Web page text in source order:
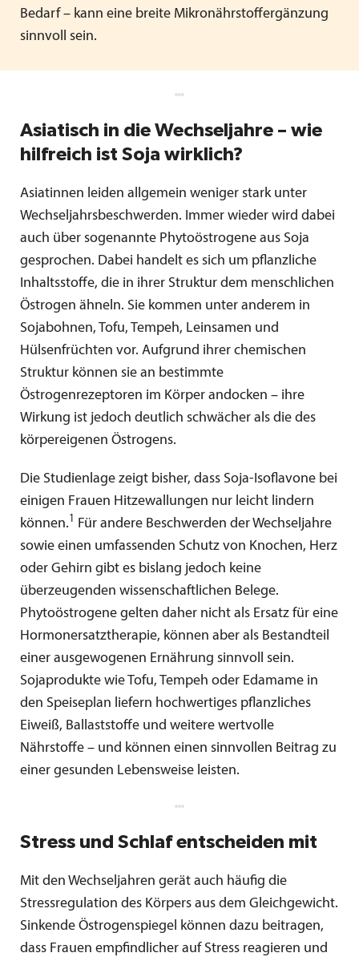
Bedarf – kann eine breite Mikronährstoffergänzung
sinnvoll sein.
Asiatisch in die Wechseljahre – wie
hilfreich ist Soja wirklich?
Asiatinnen leiden allgemein weniger stark unter
Wechseljahrsbeschwerden. Immer wieder wird dabei
auch über sogenannte Phytoöstrogene aus Soja
gesprochen. Dabei handelt es sich um pflanzliche
Inhaltsstoffe, die in ihrer Struktur dem menschlichen
Östrogen ähneln. Sie kommen unter anderem in
Sojabohnen, Tofu, Tempeh, Leinsamen und
Hülsenfrüchten vor. Aufgrund ihrer chemischen
Struktur können sie an bestimmte
Östrogenrezeptoren im Körper andocken – ihre
Wirkung ist jedoch deutlich schwächer als die des
körpereigenen Östrogens.
Die Studienlage zeigt bisher, dass Soja-Isoflavone bei
einigen Frauen Hitzewallungen nur leicht lindern
können.1
Für andere Beschwerden der Wechseljahre
sowie einen umfassenden Schutz von Knochen, Herz
oder Gehirn gibt es bislang jedoch keine
überzeugenden wissenschaftlichen Belege.
Phytoöstrogene gelten daher nicht als Ersatz für eine
Hormonersatztherapie, können aber als Bestandteil
einer ausgewogenen Ernährung sinnvoll sein.
Sojaprodukte wie Tofu, Tempeh oder Edamame in
den Speiseplan liefern hochwertiges pflanzliches
Eiweiß, Ballaststoffe und weitere wertvolle
Nährstoffe – und können einen sinnvollen Beitrag zu
einer gesunden Lebensweise leisten.
Stress und Schlaf entscheiden mit
Mit den Wechseljahren gerät auch häufig die
Stressregulation des Körpers aus dem Gleichgewicht.
Sinkende Östrogenspiegel können dazu beitragen,
dass Frauen empfindlicher auf Stress reagieren und